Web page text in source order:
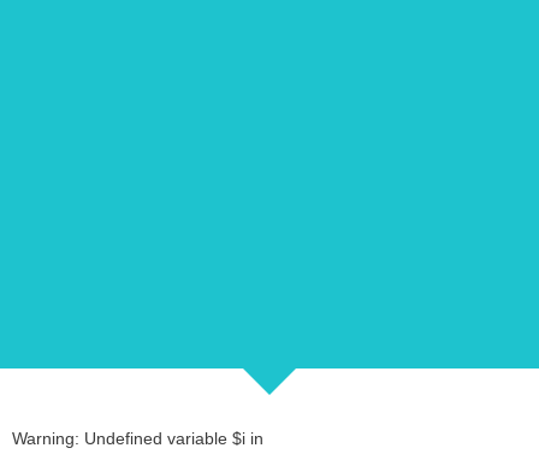
Warning: Undefined variable $i in